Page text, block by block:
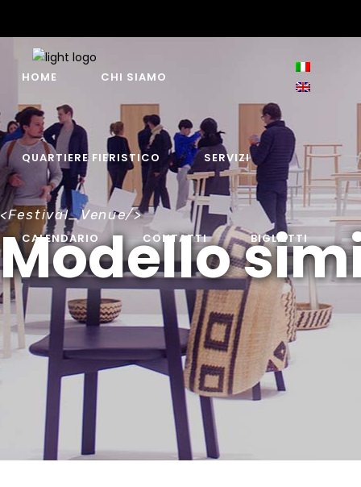
HOME CHI SIAMO
QUARTIERE FIERISTICO SERVIZI
CALENDARIO CONTATTI BIGLIETTI
<Festival_Venue/>
Modello